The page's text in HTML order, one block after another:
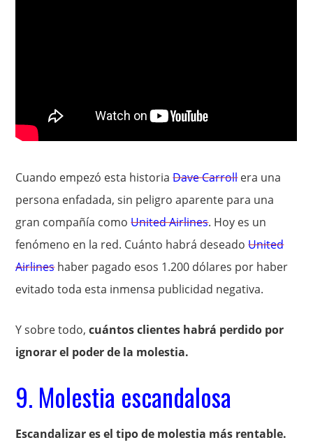
Cuando empezó esta historiaDave Carrollera una
persona enfadada, sin peligro aparente para una
gran compañía comoUnited Airlines. Hoy es un
fenómeno en la red. Cuánto habrá deseadoUnited
Airlineshaber pagado esos 1.200 dólares por haber
evitado toda esta inmensa publicidad negativa.
Y sobre todo,cuántos clientes habrá perdido por
ignorar el poder de la molestia.
9. Molestia escandalosa
Escandalizar es el tipo de molestia más rentable.